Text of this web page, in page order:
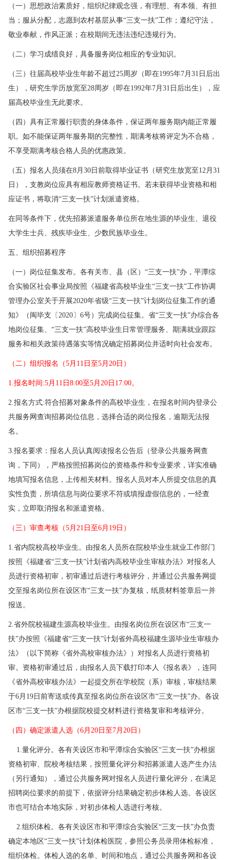
（一）思想政治素质好，组织纪律观念强，有理想、有本领、有担
当；服从分配，志愿到农村基层从事“三支一扶”工作；遵纪守法，
敬业奉献，作风正派；在校期间无违法违纪违规行为。
（二）学习成绩良好，具备服务岗位相应的专业知识。
（三）往届高校毕业生年龄不超过25周岁（即在1995年7月31日后出
生），研究生学历放宽至28周岁（即在1992年7月31日后出生），应
届高校毕业生无此要求。
（四）具有正常履行职责的身体条件，保证两年服务期内能正常履
职。如不能保证两年服务期的完整性，期满考核将评定为不合格，
不享受期满考核合格人员的优惠政策。
（五）报名人员须在8月30日前取得毕业证书（研究生放宽至12月31
日），支教岗位应具有相应教师资格证书。若未获得毕业资格和相
应证书，将取消“三支一扶”计划派遣资格。
在同等条件下，优先招募派遣服务单位所在地生源的毕业生、退役
大学生士兵、残疾毕业生、少数民族毕业生。
五、组织招募程序
（一）岗位征集发布。各有关市、县（区）“三支一扶”办，平潭综
合实验区社会事业局按照《福建省高校毕业生“三支一扶”工作协调
管理办公室关于开展2020年省级“三支一扶”计划岗位征集工作的通
知》（闽毕支〔2020〕6号）完成岗位征集。省“三支一扶”办综合各
地岗位征集、“三支一扶”高校毕业生日常管理服务、期满就业跟踪
服务和相关政策待遇落实等情况确定招募岗位并适时向社会发布。
（二）组织报名（5月11日至5月20日）
1.报名时间:5月11日8:00至5月20日17:00。
2.报名方式:符合招募对象条件的高校毕业生，在报名时间内登录公
共服务网查询招募岗位信息，选择合适的岗位报名，逾期无法报
名。
3.报名要求：报名人员认真阅读报名公告后（登录公共服务网查
询，下同），严格按照招募岗位的资格条件和专业要求，详实准确
地填写报名信息，上传相关材料。报名人员对本人所提交信息的真
实性负责，所填信息与岗位要求不符或填报虚假信息的，一经查
实，立即取消报名和派遣资格。
（三）审查考核（5月21日至6月19日）
1.省内院校高校毕业生。由报名人员所在院校毕业生就业工作部门
按照《福建省“三支一扶”计划省内高校毕业生审核办法》对报名人
员进行资格初审，初审通过后进行考核评分，并通过公共服务网提
交至报名岗位所在设区市“三支一扶”办复核，纸质材料签章后一并
报送。
2.省外院校福建生源高校毕业生。由报名岗位所在设区市“三支一
扶”办按照《福建省“三支一扶”计划省外高校福建生源毕业生审核办
法》（以下简称《省外高校审核办法》）对报名人员进行资格初
审。资格初审通过后，由报名人员下载打印本人《报名表》，连同
《省外高校审核办法》一起提交所在学校院（系）审核，审核结果
于6月19日前寄送或传真至报名岗位所在设区市“三支一扶”办。各设
区市“三支一扶”办根据院校提交材料进行资格复审和考核评分。
（四）确定派遣人选（6月20日至7月20日）
1.量化评分。各有关设区市和平潭综合实验区“三支一扶”办根据
资格初审、院校考核结果，按照量化评分和招募派遣人选产生办法
（另行通知），通过公共服务网对报名人员进行量化评分，在满足
招聘岗位要求的前提下，依据评分结果确定初步体检人选。各设区
市也可结合本地实际，对初步体检人选进行考核。
2.组织体检。各有关设区市和平潭综合实验区“三支一扶”办负责
确定本地区“三支一扶”计划体检医院，参照公务员录用体检标准，
组织体检。体检人选的名单、时间和地点，通过公共服务网和各设